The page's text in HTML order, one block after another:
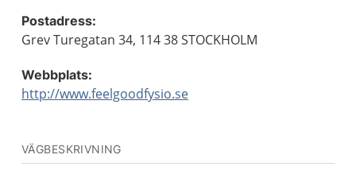
Postadress:
Grev Turegatan 34, 114 38 STOCKHOLM
Webbplats:
http://www.feelgoodfysio.se
VÄGBESKRIVNING